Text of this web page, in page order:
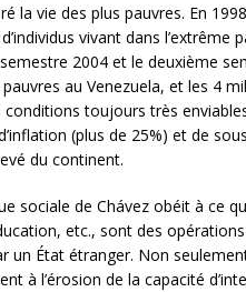
vie des plus pauvres. En
vivant dans
2004 et le deuxième
au Venezuela, et les 4
toujours très
(plus de 25%) et de
du continent.
de Chávez obéit à ce
etc., sont des
un État étranger. Non
à l’érosion de la capacité